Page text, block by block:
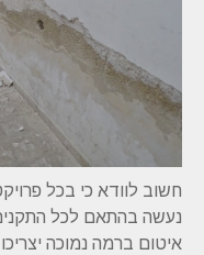
חשוב לוודא כי בכל
נעשה בהתאם לכל
איטום ברמה נמוכה